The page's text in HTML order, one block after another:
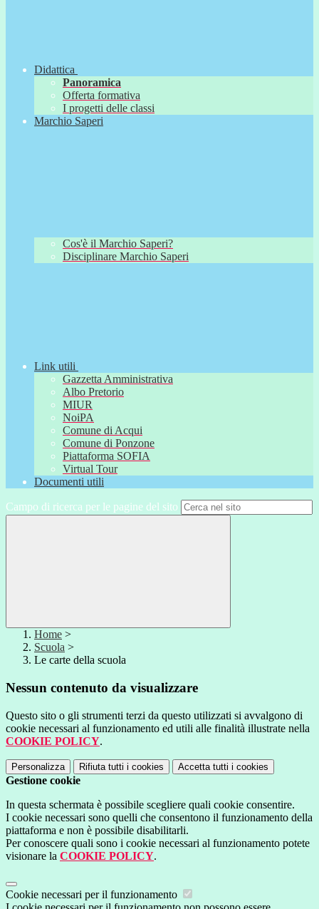
Didattica
Panoramica
Offerta formativa
I progetti delle classi
Marchio Saperi
Cos'è il Marchio Saperi?
Disciplinare Marchio Saperi
Link utili
Gazzetta Amministrativa
Albo Pretorio
MIUR
NoiPA
Comune di Acqui
Comune di Ponzone
Piattaforma SOFIA
Virtual Tour
Documenti utili
Campo di ricerca per le pagine del sito
Home >
Scuola >
Le carte della scuola
Nessun contenuto da visualizzare
Questo sito o gli strumenti terzi da questo utilizzati si avvalgono di
cookie necessari al funzionamento ed utili alle finalità illustrate nella
COOKIE POLICY.
Personalizza Rifiuta tutti i cookies Accetta tutti i cookies
Gestione cookie
In questa schermata è possibile scegliere quali cookie consentire.
I cookie necessari sono quelli che consentono il funzionamento della
piattaforma e non è possibile disabilitarli.
Per conoscere quali sono i cookie necessari al funzionamento potete
visionare la COOKIE POLICY.
Cookie necessari per il funzionamento